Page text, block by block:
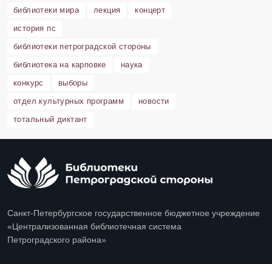
библиотеки мира
лекция
концерт
история пс
библиотеки петроградской стороны
библиотека на карповке
наука
конкурс
выборы
отдел культурных программ
новости
тотальный диктант
Санкт-Петербургское государственное бюджетное учреждение
«Централизованная библиотечная система
Петроградского района»